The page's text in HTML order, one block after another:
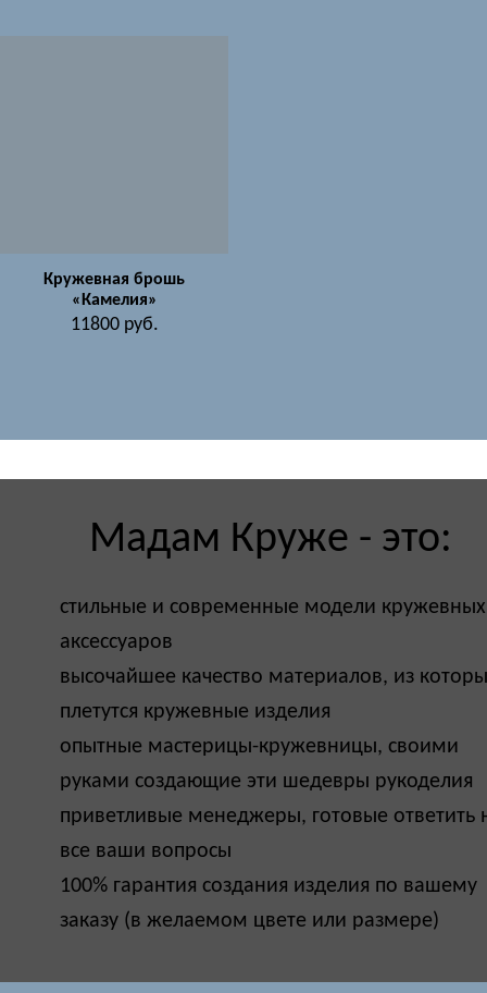
Кружевная брошь
«Камелия»
11800руб.
Мадам Круже - это:
стильные и современные модели кружевных
аксессуаров
высочайшее качество материалов, из
плетутся кружевные изделия
опытные мастерицы-кружевницы, своими
руками создающие эти шедевры рукоделия
приветливые менеджеры, готовые ответить
все ваши вопросы
100% гарантия создания изделия по вашему
заказу (в желаемом цвете или размере)